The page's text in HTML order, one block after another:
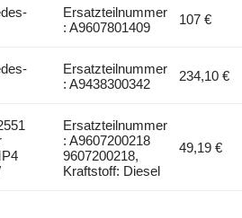
Ersatzteilnummer
: A9607801409
107 €
Ersatzteilnummer
: A9438300342
234,10 €
Ersatzteilnummer
: A9607200218
9607200218,
Kraftstoff: Diesel
49,19 €